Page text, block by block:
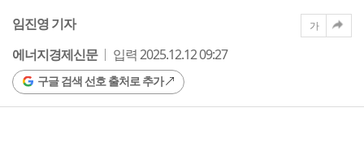
임진영 기자
에너지경제신문
입력 2025.12.12 09:27
구글 검색 선호 출처로 추가
가